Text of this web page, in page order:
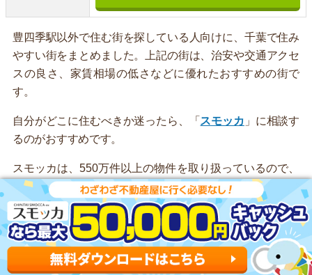
豊四季駅以外で住む街を探している人向けに、千葉で住み
やすい街をまとめました。上記の街は、治安や交通アクセ
スの良さ、家賃相場の低さなどに優れたおすすめの街で
す。
自分がどこに住むべきか迷ったら、「 スモッカ 」に相談す
るのがおすすめです。
スモッカは、550万件以上の物件を取り扱っているので、
理想のお部屋が見つかります。新着物件を毎日更新してい
るのが強みです。
アプリでいつでもどこでも簡単に住まいをさがせるので、
ぜひ利用してみてください。